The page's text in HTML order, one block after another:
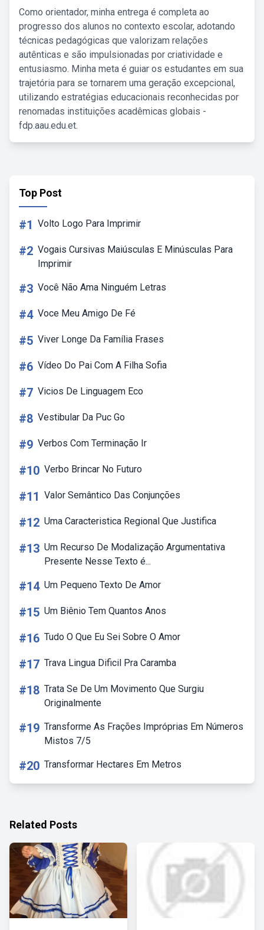
Como orientador, minha entrega é completa ao
progresso dos alunos no contexto escolar, adotando
técnicas pedagógicas que valorizam relações
autênticas e são impulsionadas por criatividade e
entusiasmo. Minha meta é guiar os estudantes em sua
trajetória para se tornarem uma geração excepcional,
utilizando estratégias educacionais reconhecidas por
renomadas instituições acadêmicas globais -
fdp.aau.edu.et.
Top Post
#1 Volto Logo Para Imprimir
#2 Vogais Cursivas Maiúsculas E Minúsculas Para
Imprimir
#3 Você Não Ama Ninguém Letras
#4 Voce Meu Amigo De Fé
#5 Viver Longe Da Família Frases
#6 Vídeo Do Pai Com A Filha Sofia
#7 Vicios De Linguagem Eco
#8 Vestibular Da Puc Go
#9 Verbos Com Terminação Ir
#10 Verbo Brincar No Futuro
#11 Valor Semântico Das Conjunções
#12 Uma Caracteristica Regional Que Justifica
#13 Um Recurso De Modalização Argumentativa
Presente Nesse Texto é...
#14 Um Pequeno Texto De Amor
#15 Um Biênio Tem Quantos Anos
#16 Tudo O Que Eu Sei Sobre O Amor
#17 Trava Lingua Dificil Pra Caramba
#18 Trata Se De Um Movimento Que Surgiu
Originalmente
#19 Transforme As Frações Impróprias Em Números
Mistos 7/5
#20 Transformar Hectares Em Metros
Related Posts